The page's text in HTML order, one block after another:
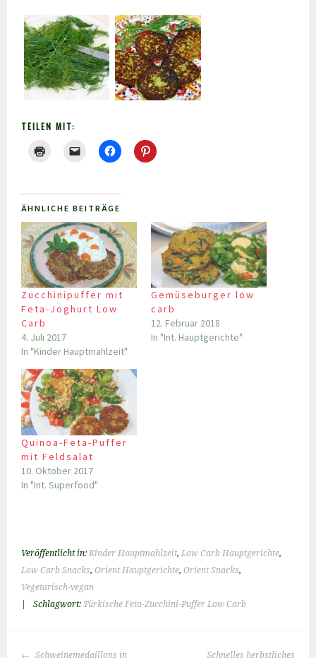
TEILEN MIT:
ÄHNLICHE BEITRÄGE
Zucchinipuffer mit
Feta-Joghurt Low
Carb
4. Juli 2017
In "Kinder Hauptmahlzeit"
Gemüseburger low
carb
12. Februar 2018
In "Int. Hauptgerichte"
Quinoa-Feta-Puffer
mit Feldsalat
10. Oktober 2017
In "Int. Superfood"
Veröffentlicht in:Kinder Hauptmahlzeit,Low Carb Hauptgerichte,
Low Carb Snacks,Orient Hauptgerichte,Orient Snacks,
Vegetarisch-vegan
Schlagwort: Türkische Feta-Zucchini-Puffer Low Carb
Schweinemedaillons in Schnelles herbstliches